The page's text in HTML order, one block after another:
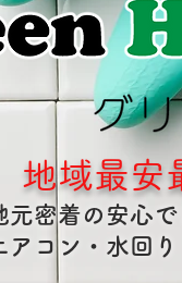
域最安
元密着の安心で
アコン・水回り